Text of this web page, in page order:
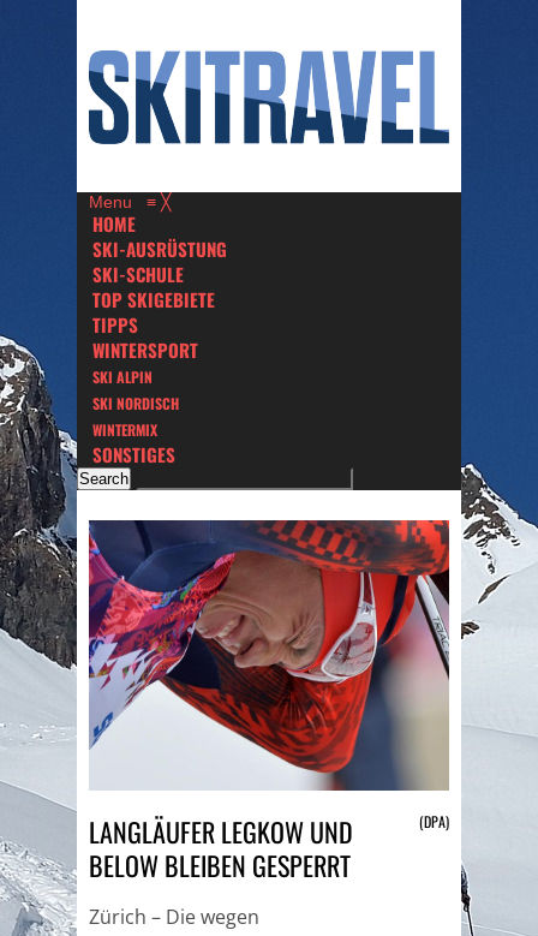
Menu ≡ ╳
HOME
SKI-AUSRÜSTUNG
SKI-SCHULE
TOP SKIGEBIETE
TIPPS
WINTERSPORT
SKI ALPIN
SKI NORDISCH
WINTERMIX
SONSTIGES
LANGLÄUFER LEGKOW UND
BELOW BLEIBEN GESPERRT
(DPA)
Zürich – Die wegen